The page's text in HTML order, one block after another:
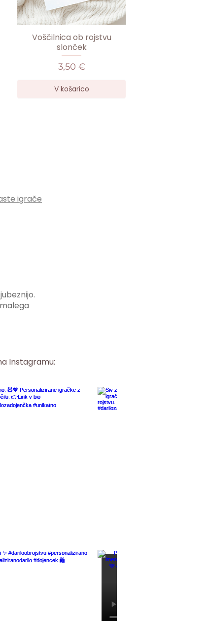
Voščilnica ob rojstvu
slonček
Cena
3,50 €
V košarico
igrače
Instagramu: